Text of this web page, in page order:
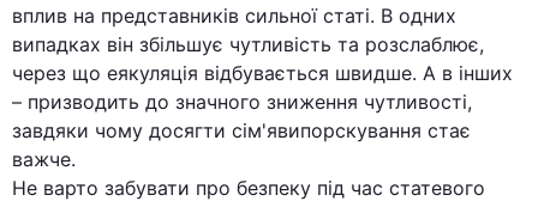
вплив на представників сильної статі. В одних
випадках він збільшує чутливість та розслаблює,
через що еякуляція відбувається швидше. А в інших
– призводить до значного зниження чутливості,
завдяки чому досягти сім'явипорскування стає
важче.
Не варто забувати про безпеку під час статевого